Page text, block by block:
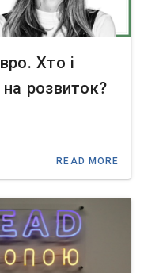
Хто і
на розвиток?
READ MORE